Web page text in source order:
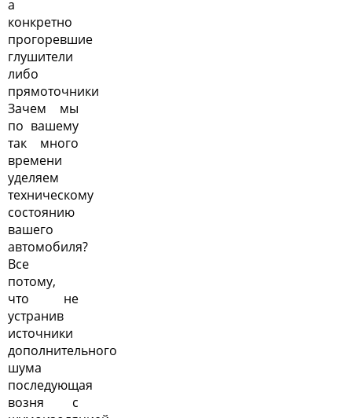
а
конкретно
прогоревшие
глушители
либо
прямоточники
Зачем мы
по вашему
так много
времени
уделяем
техническому
состоянию
вашего
автомобиля?
Все
потому,
что не
устранив
источники
дополнительного
шума
последующая
возня с